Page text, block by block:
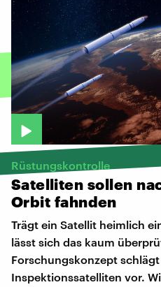
Rüstungskontrolle
Satelliten sollen
Orbit fahnden
Trägt ein Satellit heimlich
lässt sich das kaum
Forschungskonzept
Inspektionssatelliten vor.